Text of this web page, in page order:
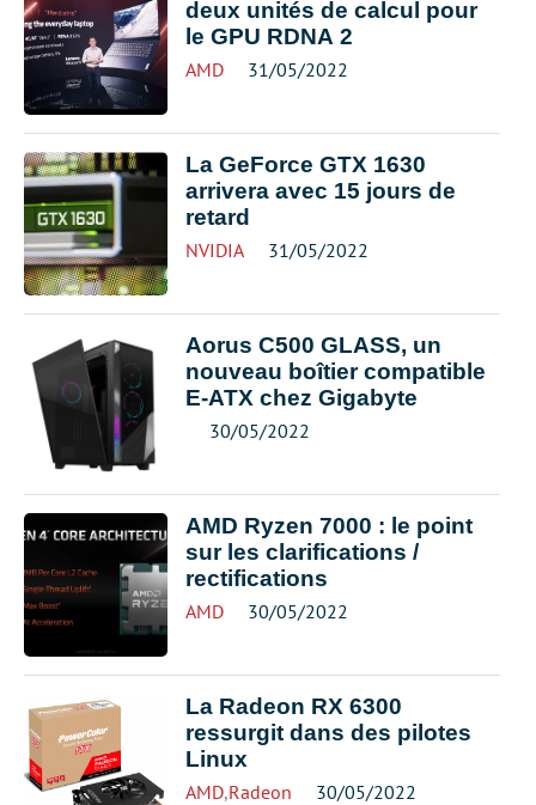
deux unités de calcul pour
le GPU RDNA 2
AMD 31/05/2022
La GeForce GTX 1630
arrivera avec 15 jours de
retard
NVIDIA 31/05/2022
Aorus C500 GLASS, un
nouveau boîtier compatible
E-ATX chez Gigabyte
30/05/2022
AMD Ryzen 7000 : le point
sur les clarifications /
rectifications
AMD 30/05/2022
La Radeon RX 6300
ressurgit dans des pilotes
Linux
AMD,Radeon 30/05/2022